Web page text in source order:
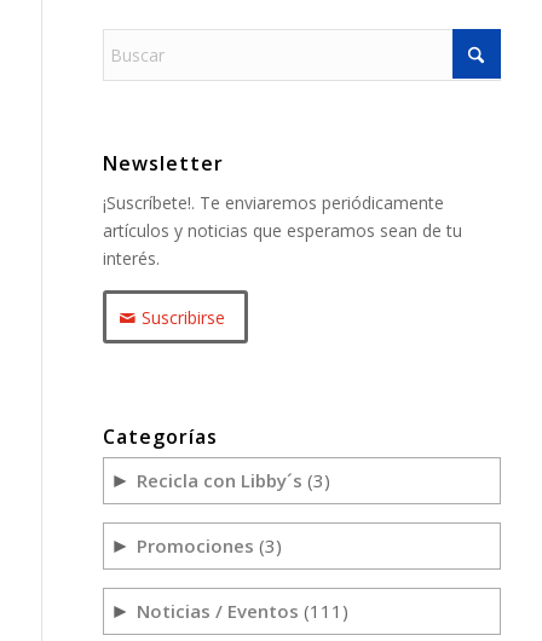
Newsletter
¡Suscríbete!. Te enviaremos periódicamente
artículos y noticias que esperamos sean de tu
interés.
Suscribirse
Categorías
► Recicla con Libby´s (3)
► Promociones (3)
► Noticias / Eventos (111)